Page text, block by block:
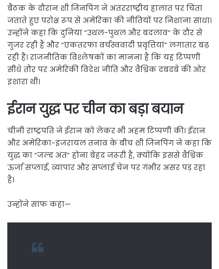
बैठक के दौरान शी जिनपिंग ने अंतरराष्ट्रीय हालात पर चिंता
जताते हुए परोक्ष रूप से अमेरिका की नीतियों पर निशाना साधा।
उन्होंने कहा कि दुनिया “उथल-पुथल और बदलाव” के दौर से
गुजर रही है और “एकतरफा वर्चस्ववादी प्रवृत्तियां” लगातार बढ़
रही हैं। राजनीतिक विश्लेषकों का मानना है कि यह टिप्पणी
सीधे तौर पर अमेरिकी विदेश नीति और वैश्विक दबदबे की ओर
इशारा थी।
ईरान युद्ध पर चीन का बड़ा बयान
चीनी राष्ट्रपति ने ईरान को लेकर भी अहम टिप्पणी की।ईरान
और अमेरिका-इजरायल तनाव के बीच शी जिनपिंग ने कहा कि
युद्ध का “जल्द अंत” होना बेहद जरूरी है, क्योंकि इससे वैश्विक
ऊर्जा सप्लाई, व्यापार और सप्लाई चेन पर गंभीर असर पड़ रहा
है।
उन्होंने साफ कहा—